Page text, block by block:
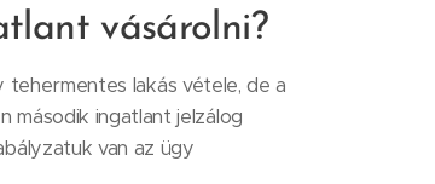
vásárolni?
lakás vétele, de a
ingatlant jelzálog
van az ügy